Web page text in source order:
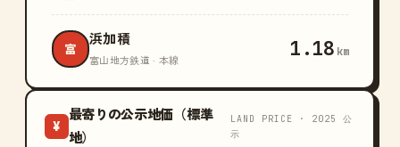
富
浜加積
富山地方鉄道 · 本線 1.18 km
¥
最寄りの公示地価（標準
地）
LAND PRICE · 2025 公
示